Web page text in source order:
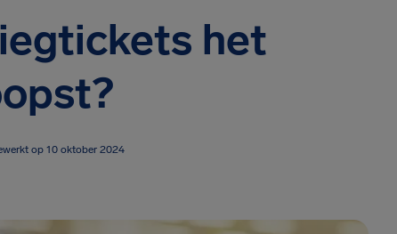
het
op 10 oktober 2024